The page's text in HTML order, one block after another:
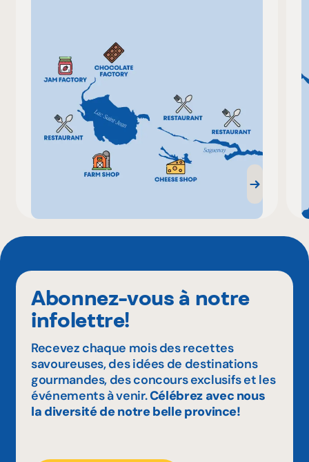
Abonnez-vous à notre
infolettre!
Recevez chaque mois des recettes
savoureuses, des idées de destinations
gourmandes, des concours exclusifs et les
événements à venir.Célébrez avec nous
la diversité de notre belle province!